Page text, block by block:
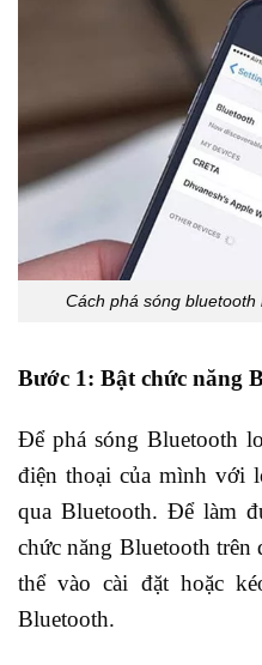
Cách phá sóng
Bước 1: Bật chức năng
Để phá sóng Bluetooth
điện thoại của mình với
qua Bluetooth. Để làm
chức năng Bluetooth trên
thể vào cài đặt hoặc
Bluetooth.